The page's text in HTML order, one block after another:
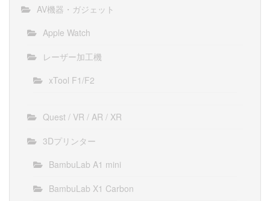
AV機器・ガジェット
Apple Watch
レーザー加工機
xTool F1/F2
Quest / VR / AR / XR
3Dプリンター
BambuLab A1 mini
BambuLab X1 Carbon